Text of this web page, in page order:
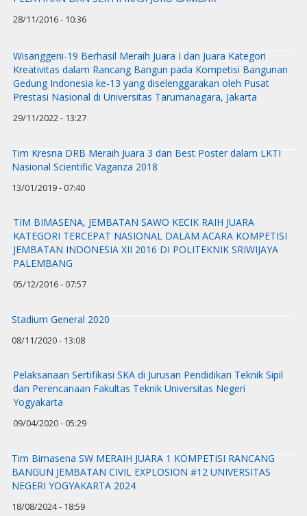
28/11/2016 - 10:36
Wisanggeni-19 Berhasil Meraih Juara I dan Juara Kategori
Kreativitas dalam Rancang Bangun pada Kompetisi Bangunan
Gedung Indonesia ke-13 yang diselenggarakan oleh Pusat
Prestasi Nasional di Universitas Tarumanagara, Jakarta
29/11/2022 - 13:27
Tim Kresna DRB Meraih Juara 3 dan Best Poster dalam LKTI
Nasional Scientific Vaganza 2018
13/01/2019 - 07:40
TIM BIMASENA, JEMBATAN SAWO KECIK RAIH JUARA
KATEGORI TERCEPAT NASIONAL DALAM ACARA KOMPETISI
JEMBATAN INDONESIA XII 2016 DI POLITEKNIK SRIWIJAYA
PALEMBANG
05/12/2016 - 07:57
Stadium General 2020
08/11/2020 - 13:08
Pelaksanaan Sertifikasi SKA di Jurusan Pendidikan Teknik Sipil
dan Perencanaan Fakultas Teknik Universitas Negeri
Yogyakarta
09/04/2020 - 05:29
Tim Bimasena SW MERAIH JUARA 1 KOMPETISI RANCANG
BANGUN JEMBATAN CIVIL EXPLOSION #12 UNIVERSITAS
NEGERI YOGYAKARTA 2024
18/08/2024 - 18:59